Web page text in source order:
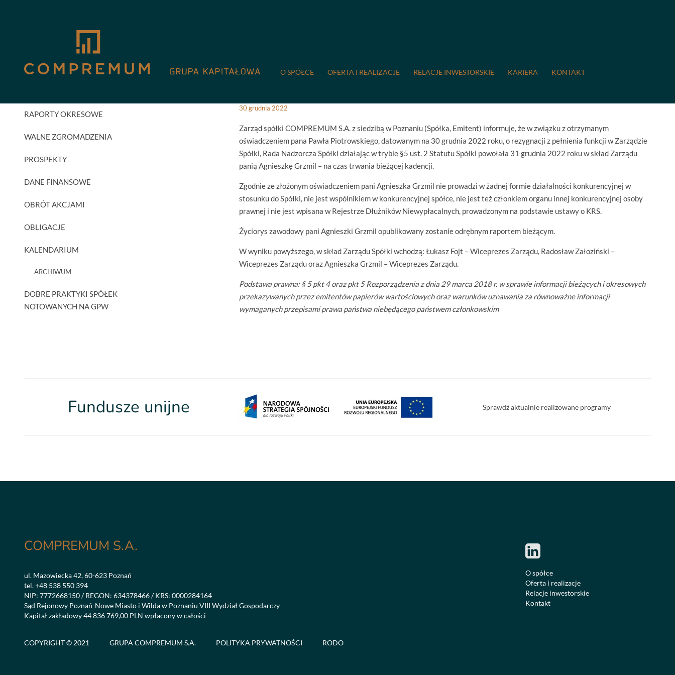
O SPÓŁCE OFERTA I REALIZACJE RELACJE INWESTORSKIE KARIERA KONTAKT
AKTUALNOŚCI INWESTORSKIE
RAPORTY OKRESOWE
WALNE ZGROMADZENIA
PROSPEKTY
DANE FINANSOWE
OBRÓT AKCJAMI
OBLIGACJE
KALENDARIUM
ARCHIWUM
DOBRE PRAKTYKI SPÓŁEK
NOTOWANYCH NA GPW
34/2022: Zmiany w Zarządzie Spółki.
30 grudnia 2022
Zarząd spółki COMPREMUM S.A. z siedzibą w Poznaniu (Spółka, Emitent) informuje, że w związku z otrzymanym
oświadczeniem pana Pawła Piotrowskiego, datowanym na 30 grudnia 2022 roku, o rezygnacji z pełnienia funkcji w Zarządzie
Spółki, Rada Nadzorcza Spółki działając w trybie §5 ust. 2 Statutu Spółki powołała 31 grudnia 2022 roku w skład Zarządu
panią Agnieszkę Grzmil – na czas trwania bieżącej kadencji.
Zgodnie ze złożonym oświadczeniem pani Agnieszka Grzmil nie prowadzi w żadnej formie działalności konkurencyjnej w
stosunku do Spółki, nie jest wspólnikiem w konkurencyjnej spółce, nie jest też członkiem organu innej konkurencyjnej osoby
prawnej i nie jest wpisana w Rejestrze Dłużników Niewypłacalnych, prowadzonym na podstawie ustawy o KRS.
Życiorys zawodowy pani Agnieszki Grzmil opublikowany zostanie odrębnym raportem bieżącym.
W wyniku powyższego, w skład Zarządu Spółki wchodzą: Łukasz Fojt – Wiceprezes Zarządu, Radosław Załoziński –
Wiceprezes Zarządu oraz Agnieszka Grzmil – Wiceprezes Zarządu.
Podstawa prawna: § 5 pkt 4 oraz pkt 5 Rozporządzenia z dnia 29 marca 2018 r. w sprawie informacji bieżących i okresowych
przekazywanych przez emitentów papierów wartościowych oraz warunków uznawania za równoważne informacji
wymaganych przepisami prawa państwa niebędącego państwem członkowskim
Fundusze unijne Sprawdź aktualnie realizowane programy
COMPREMUM S.A.
ul. Mazowiecka 42, 60-623 Poznań
tel.+48 538 550 394
NIP: 7772668150 / REGON: 634378466 / KRS: 0000284164
Sąd Rejonowy Poznań-Nowe Miasto i Wilda w Poznaniu VIII Wydział Gospodarczy
Kapitał zakładowy 44 836 769,00 PLN wpłacony w całości
O spółce
Oferta i realizacje
Relacje inwestorskie
Kontakt
COPYRIGHT © 2021 GRUPA COMPREMUM S.A. POLITYKA PRYWATNOŚCI RODO